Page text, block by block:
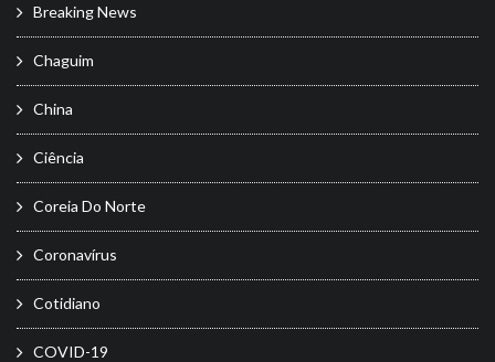
Breaking News
Chaguim
China
Ciência
Coreia Do Norte
Coronavírus
Cotidiano
COVID-19